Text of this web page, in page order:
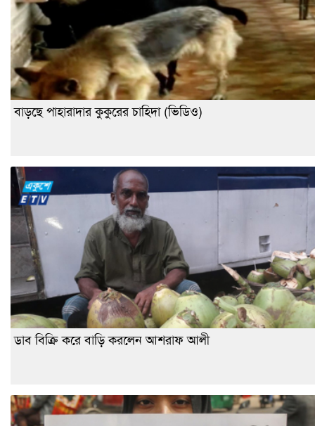
বাড়ছে পাহারাদার কুকুরের চাহিদা (ভিডিও)
ডাব বিক্রি করে বাড়ি করলেন আশরাফ আলী